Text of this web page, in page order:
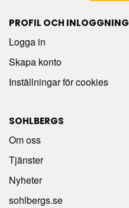
PROFIL OCH INLOGGNING
Logga in
Skapa konto
Inställningar för cookies
SOHLBERGS
Om oss
Tjänster
Nyheter
sohlbergs.se